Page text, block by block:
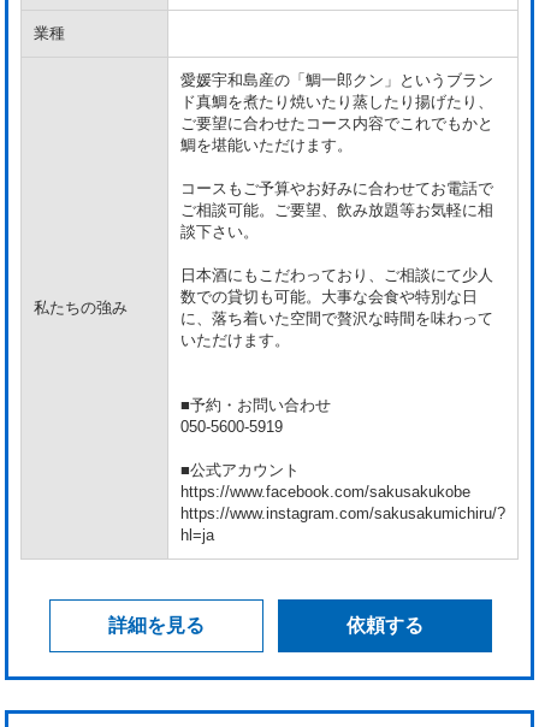
業種
私たちの強み
愛媛宇和島産の「鯛一郎クン」というブラン
ド真鯛を煮たり焼いたり蒸したり揚げたり、
ご要望に合わせたコース内容でこれでもかと
鯛を堪能いただけます。
コースもご予算やお好みに合わせてお電話で
ご相談可能。ご要望、飲み放題等お気軽に相
談下さい。
日本酒にもこだわっており、ご相談にて少人
数での貸切も可能。大事な会食や特別な日
に、落ち着いた空間で贅沢な時間を味わって
いただけます。
■予約・お問い合わせ
050-5600-5919
■公式アカウント
https://www.facebook.com/sakusakukobe
https://www.instagram.com/sakusakumichiru/?
hl=ja
詳細を見る 依頼する